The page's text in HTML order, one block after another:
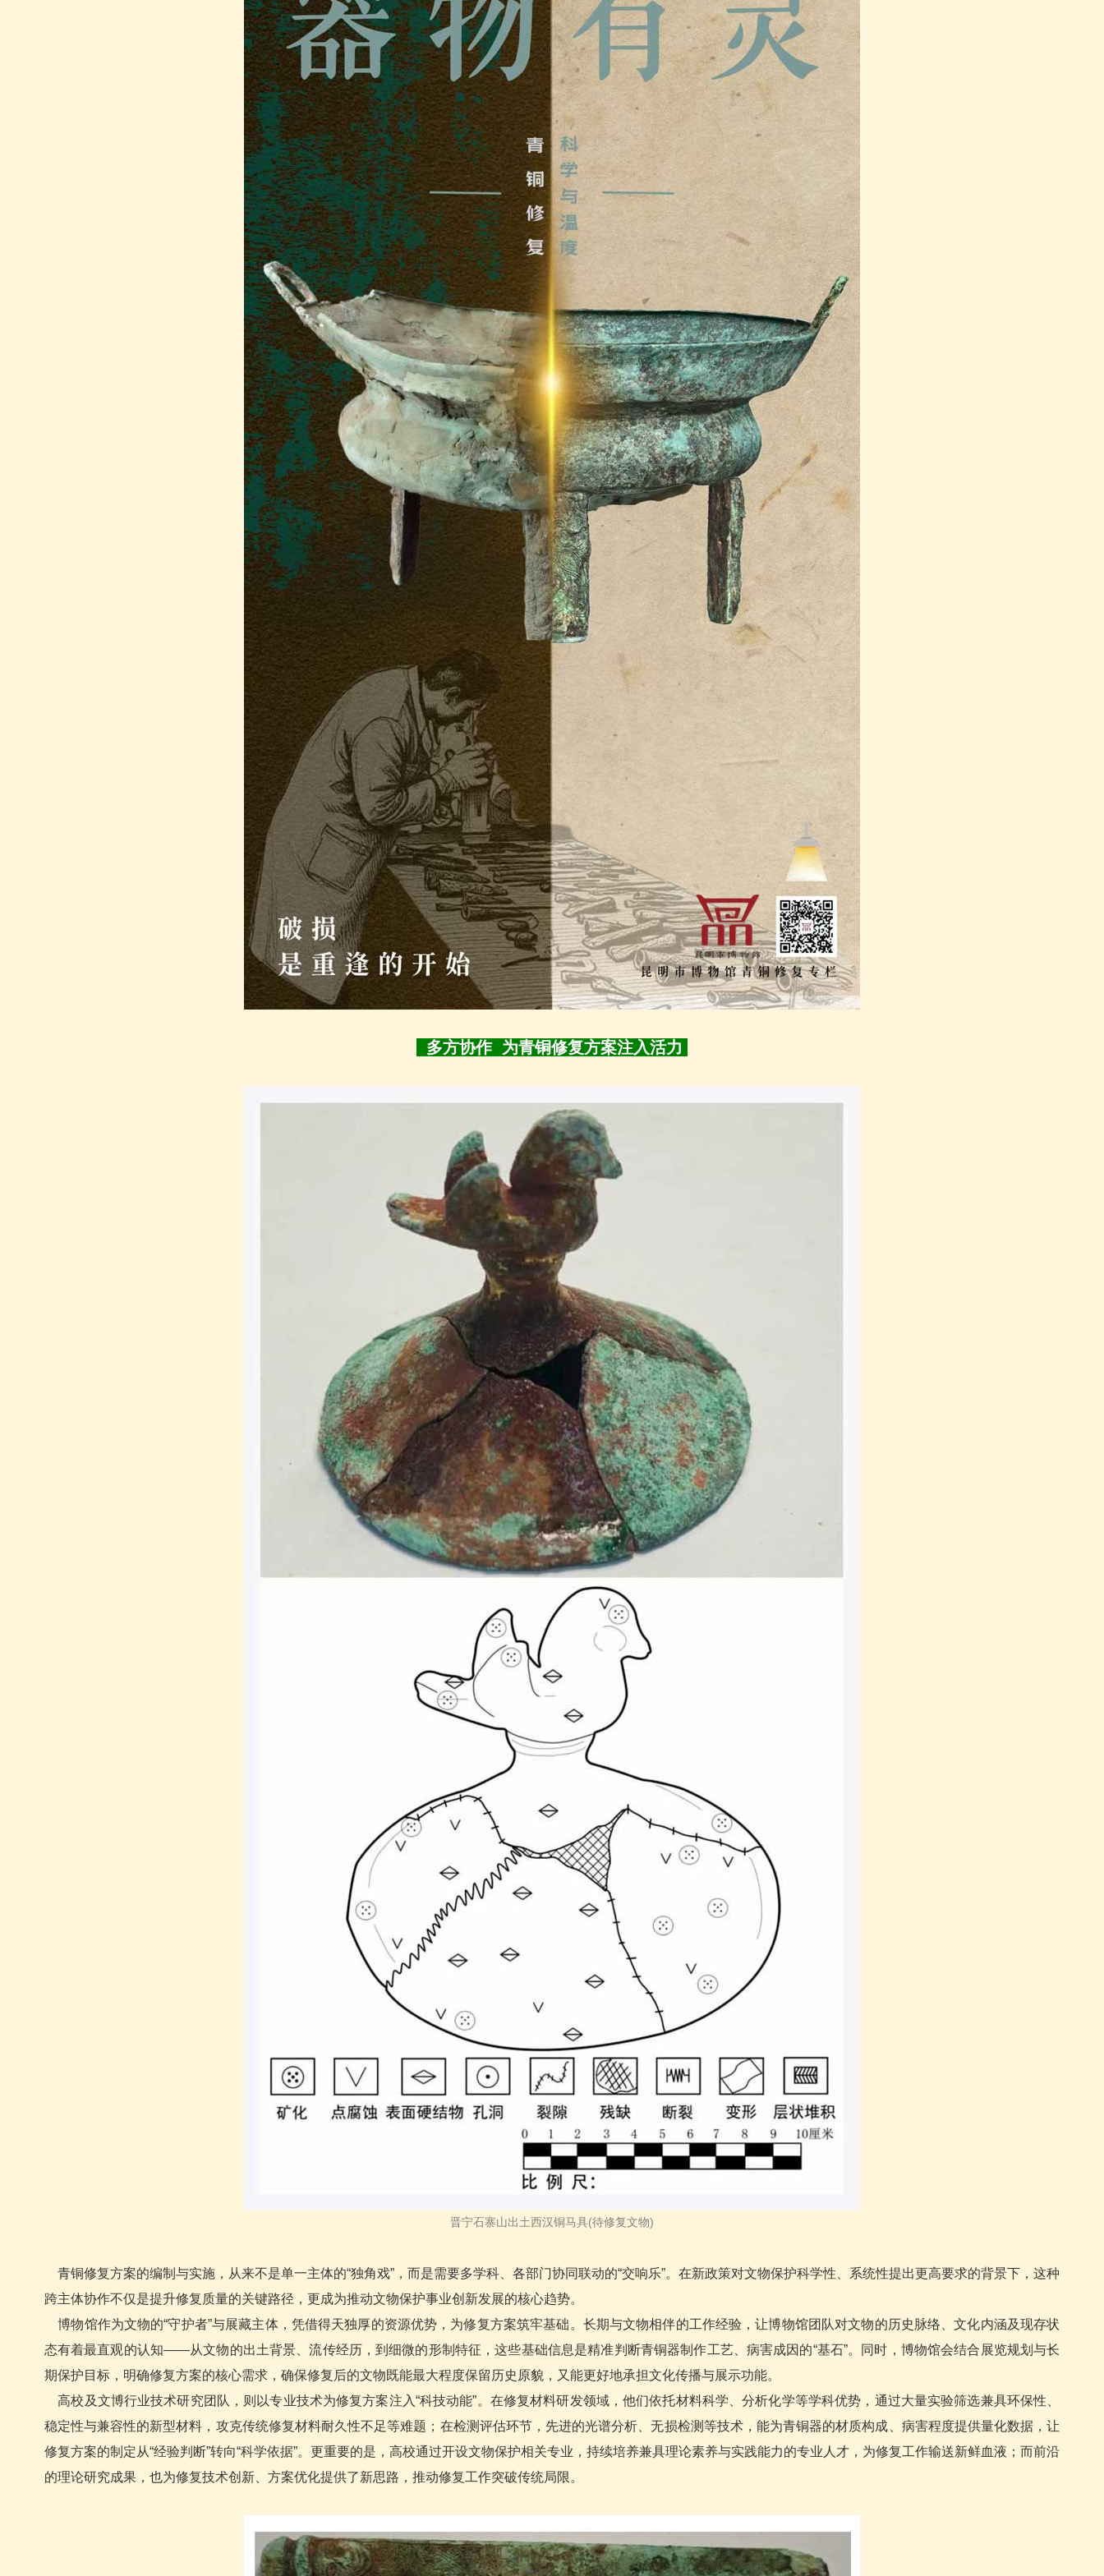
多方协作 为青铜修复方案注入活力
晋宁石寨山出土西汉铜马具(待修复文物)
青铜修复方案的编制与实施，从来不是单一主体的“独角戏”，而是需要多学科、各部门协同联动的“交响乐”。在新政策对文物保护科学性、系统性提出更高要求的背景下，这种
跨主体协作不仅是提升修复质量的关键路径，更成为推动文物保护事业创新发展的核心趋势。
博物馆作为文物的“守护者”与展藏主体，凭借得天独厚的资源优势，为修复方案筑牢基础。长期与文物相伴的工作经验，让博物馆团队对文物的历史脉络、文化内涵及现存状
态有着最直观的认知——从文物的出土背景、流传经历，到细微的形制特征，这些基础信息是精准判断青铜器制作工艺、病害成因的“基石”。同时，博物馆会结合展览规划与长
期保护目标，明确修复方案的核心需求，确保修复后的文物既能最大程度保留历史原貌，又能更好地承担文化传播与展示功能。
高校及文博行业技术研究团队，则以专业技术为修复方案注入“科技动能”。在修复材料研发领域，他们依托材料科学、分析化学等学科优势，通过大量实验筛选兼具环保性、
稳定性与兼容性的新型材料，攻克传统修复材料耐久性不足等难题；在检测评估环节，先进的光谱分析、无损检测等技术，能为青铜器的材质构成、病害程度提供量化数据，让
修复方案的制定从“经验判断”转向“科学依据”。更重要的是，高校通过开设文物保护相关专业，持续培养兼具理论素养与实践能力的专业人才，为修复工作输送新鲜血液；而前沿
的理论研究成果，也为修复技术创新、方案优化提供了新思路，推动修复工作突破传统局限。